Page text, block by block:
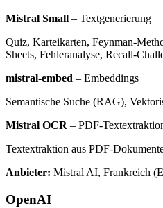
Mistral Small – Textgenerierung
Quiz, Karteikarten, Feynman-
Sheets, Fehleranalyse, Recall-
mistral-embed – Embeddings
Semantische Suche (RAG),
Mistral OCR – PDF-
Textextraktion aus PDF-
Anbieter: Mistral AI, Frankreich
OpenAI